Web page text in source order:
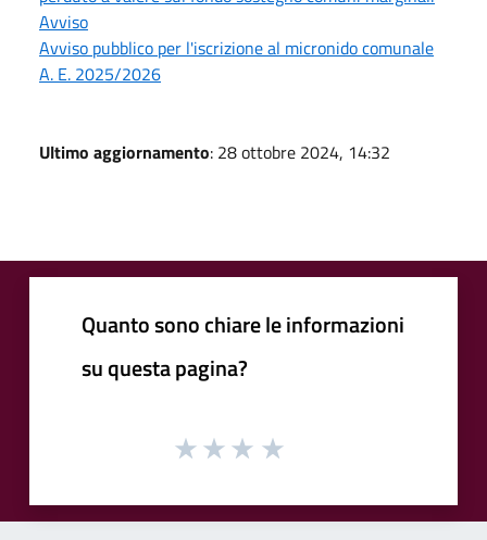
Avviso
Avviso pubblico per l'iscrizione al micronido comunale
A. E. 2025/2026
Ultimo aggiornamento: 28 ottobre 2024, 14:32
Quanto sono chiare le informazioni
su questa pagina?